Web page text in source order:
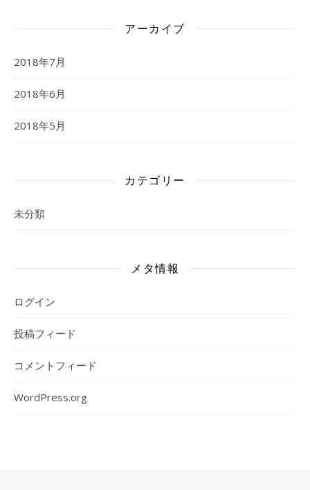
アーカイブ
2018年7月
2018年6月
2018年5月
カテゴリー
未分類
メタ情報
ログイン
投稿フィード
コメントフィード
WordPress.org